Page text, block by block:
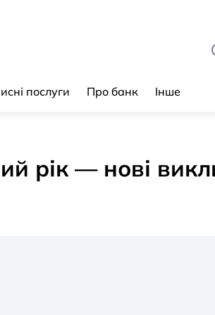
послуги Про банк Інше
рік — нові